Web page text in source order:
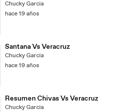
Chucky Garcia
hace 19 años
Santana Vs Veracruz
Chucky Garcia
hace 19 años
Resumen Chivas Vs Veracruz
Chucky Garcia